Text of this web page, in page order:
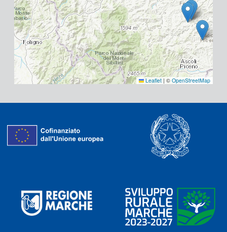
Leaflet | © OpenStreetMap